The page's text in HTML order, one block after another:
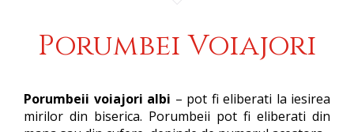
Porumbei Voiajori
Porumbeii voiajori albi – pot fi eliberati la iesirea
mirilor din biserica. Porumbeii pot fi eliberati din